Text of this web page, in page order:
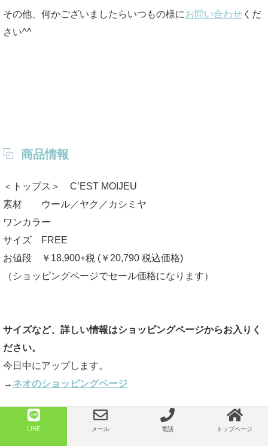
その他、何かございましたらいつもの様にお問い合わせ くだ
さい^^
商品情報
＜トップス＞ C’EST MOIJEU
素材 ウール／ヤク／カシミヤ
ワンカラー
サイズ FREE
お値段 ￥18,900+税 (￥20,790 税込価格)
（ショッピングページでセール価格になります）
サイズなど、詳しい情報はショッピングページからお入りく
ださい。
今日中にアップします。
→ ネオのショッピングページ
＊着画像は店長が着ています。
LINE メール 電話 トップページ